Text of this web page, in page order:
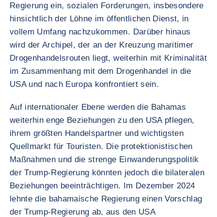
Regierung ein, sozialen Forderungen, insbesondere
hinsichtlich der Löhne im öffentlichen Dienst, in
vollem Umfang nachzukommen. Darüber hinaus
wird der Archipel, der an der Kreuzung maritimer
Drogenhandelsrouten liegt, weiterhin mit Kriminalität
im Zusammenhang mit dem Drogenhandel in die
USA und nach Europa konfrontiert sein.
Auf internationaler Ebene werden die Bahamas
weiterhin enge Beziehungen zu den USA pflegen,
ihrem größten Handelspartner und wichtigsten
Quellmarkt für Touristen. Die protektionistischen
Maßnahmen und die strenge Einwanderungspolitik
der Trump-Regierung könnten jedoch die bilateralen
Beziehungen beeinträchtigen. Im Dezember 2024
lehnte die bahamaische Regierung einen Vorschlag
der Trump-Regierung ab, aus den USA